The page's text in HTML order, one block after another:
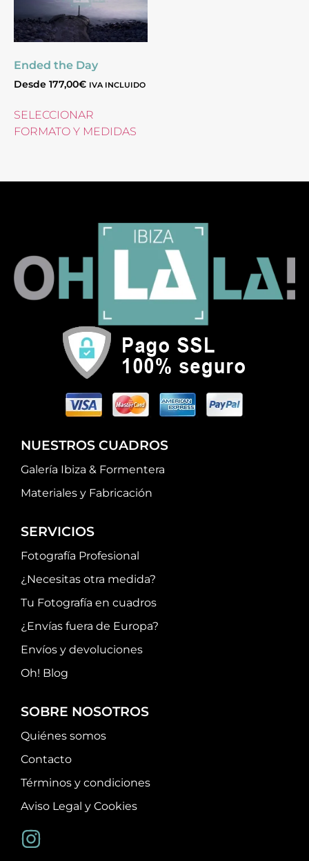
Ended the Day
Desde 177,00€ IVA INCLUIDO
SELECCIONAR
FORMATO Y MEDIDAS
NUESTROS CUADROS
Galería Ibiza & Formentera
Materiales y Fabricación
SERVICIOS
Fotografía Profesional
¿Necesitas otra medida?
Tu Fotografía en cuadros
¿Envías fuera de Europa?
Envíos y devoluciones
Oh! Blog
SOBRE NOSOTROS
Quiénes somos
Contacto
Términos y condiciones
Aviso Legal y Cookies